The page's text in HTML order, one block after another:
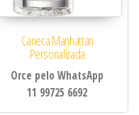
Caneca Manhattan
Personalizada
Orce pelo WhatsApp
11 99725 6692